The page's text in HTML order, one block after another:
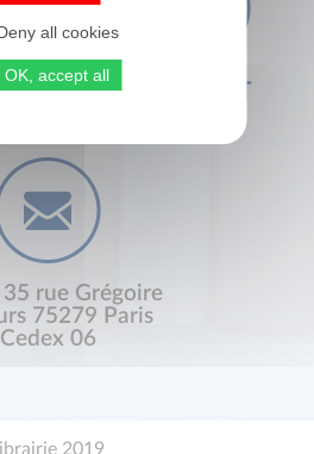
19 CONTACT
35 rue Grégoire
75279 Paris
Cedex 06
2019
all cookies
OK, accept all